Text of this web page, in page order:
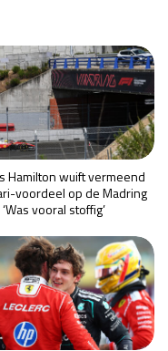
Hamilton wuift vermeend
voordeel op de Madring
vooral stoffig’